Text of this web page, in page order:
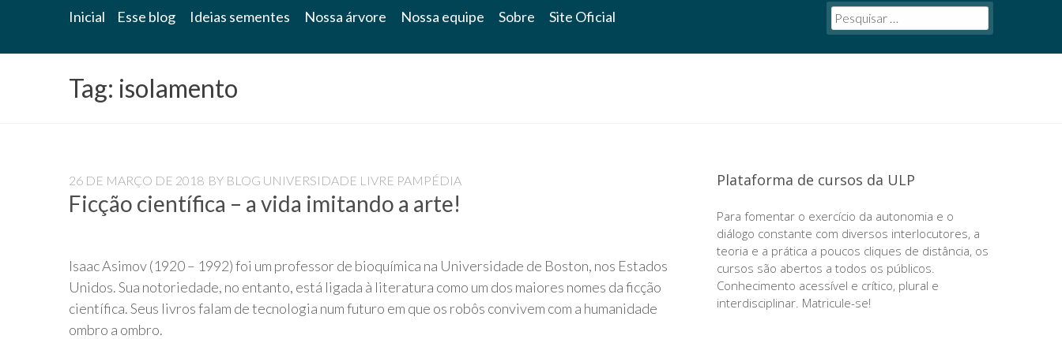
Blog
Universidade
Livre
Pampédia
Inicial Esse blog Ideias sementes Nossa árvore Nossa equipe Sobre Site Oficial
Tag: isolamento
26 DE MARÇO DE 2018 BY BLOG UNIVERSIDADE LIVRE PAMPÉDIA
Ficção científica – a vida imitando a arte!
Isaac Asimov (1920 – 1992) foi um professor de bioquímica na Universidade de Boston, nos Estados
Unidos. Sua notoriedade, no entanto, está ligada à literatura como um dos maiores nomes da ficção
científica. Seus livros falam de tecnologia num futuro em que os robôs convivem com a humanidade
ombro a ombro.
Plataforma de cursos da ULP
Para fomentar o exercício da autonomia e o
diálogo constante com diversos interlocutores, a
teoria e a prática a poucos cliques de distância, os
cursos são abertos a todos os públicos.
Conhecimento acessível e crítico, plural e
interdisciplinar. Matricule-se!